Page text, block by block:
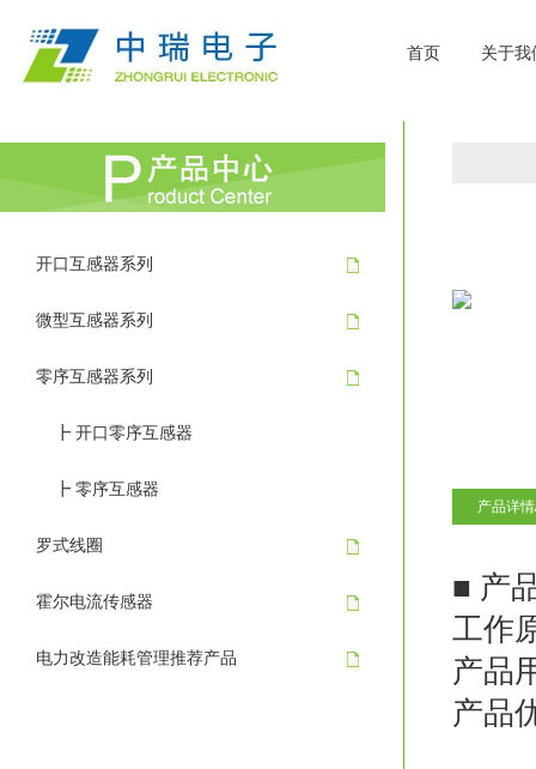
首页 关于我
开口互感器系列
微型互感器系列
零序互感器系列
┣ 开口零序互感器
┣ 零序互感器
罗式线圈
霍尔电流传感器
电力改造能耗管理推荐产品
产品详
■ 产
工作
产品
产品